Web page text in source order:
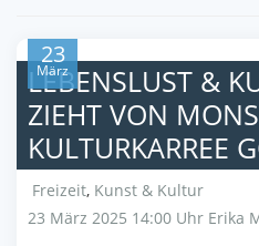
23
März
LEBENSLUST &
ZIEHT VON
KULTURKARREE
Freizeit, Kunst & Kultur
23 März 2025 14:00 Uhr Erika